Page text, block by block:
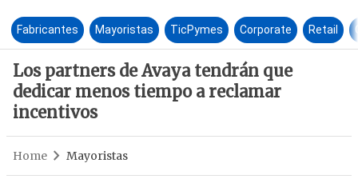
Fabricantes Mayoristas TicPymes Corporate Retail
Los partners de Avaya tendrán que
dedicar menos tiempo a reclamar
incentivos
Home Mayoristas